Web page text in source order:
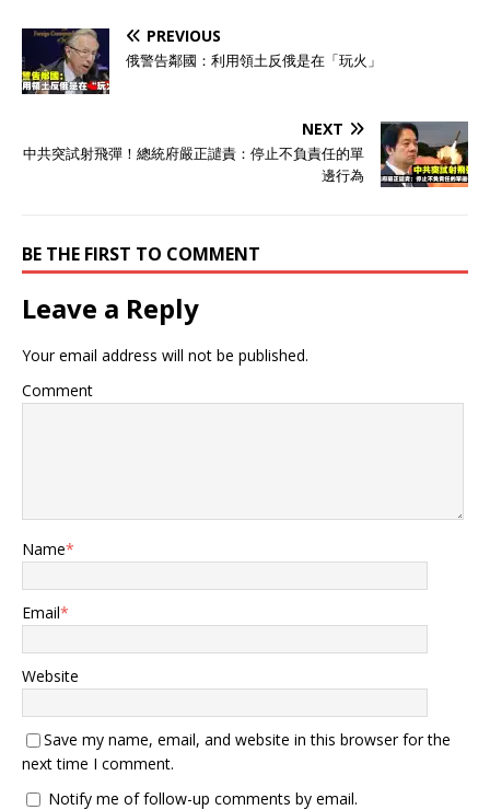
PREVIOUS
俄警告鄰國：利用領土反俄是在「玩火」
NEXT
中共突試射飛彈！總統府嚴正譴責：停止不負責任的單
邊行為
BE THE FIRST TO COMMENT
Leave a Reply
Your email address will not be published.
Comment
Name*
Email*
Website
Save my name, email, and website in this browser for the
next time I comment.
Notify me of follow-up comments by email.